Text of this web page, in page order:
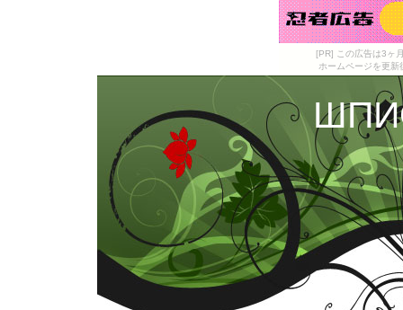
[PR] この広告は3ヶ
ホームページを更